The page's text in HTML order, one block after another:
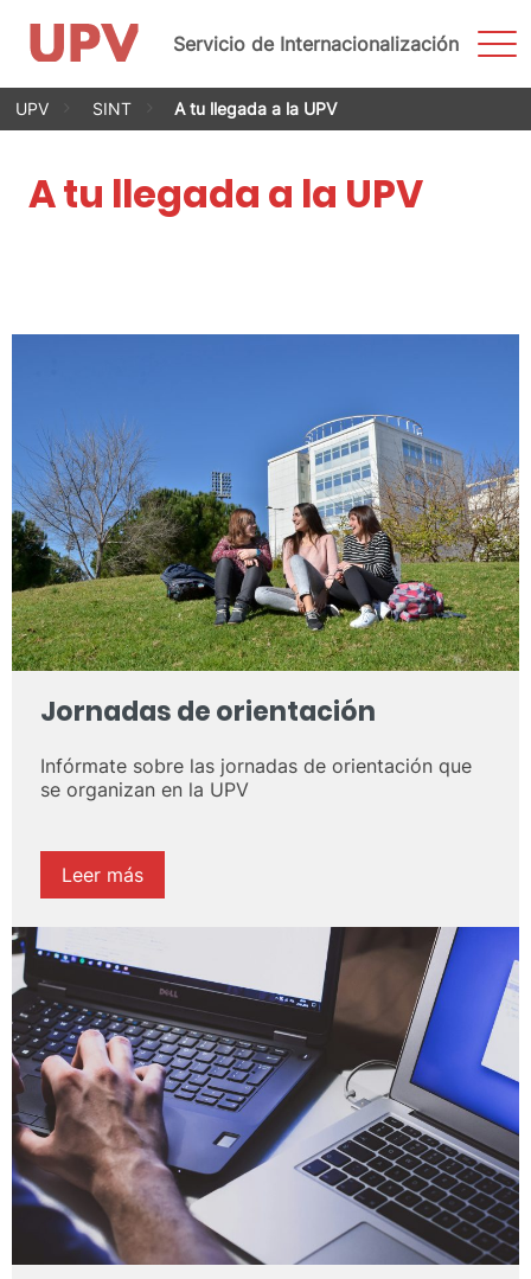
Saltar
Servicio de Internacionalización
UPV SINT A tu llegada a la UPV
A tu llegada a la UPV
Jornadas de orientación
Infórmate sobre las jornadas de orientación que
se organizan en la UPV
Leer más